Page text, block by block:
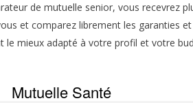
de mutuelle senior, vous recevrez
et comparez librement les garanties
le mieux adapté à votre profil et votre